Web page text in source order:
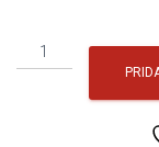
množstvo
315/30R22